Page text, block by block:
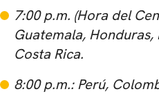
7:00 p.m. (Hora del
Guatemala,
Costa Rica.
8:00 p.m.: Perú,